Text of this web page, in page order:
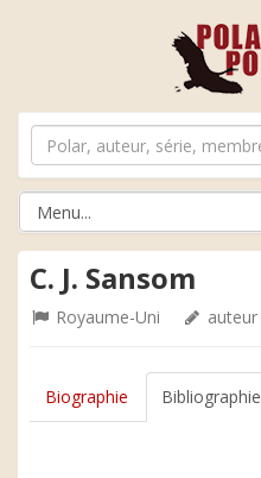
C. J. Sansom
Royaume-Uni auteur
Biographie Bibliographie